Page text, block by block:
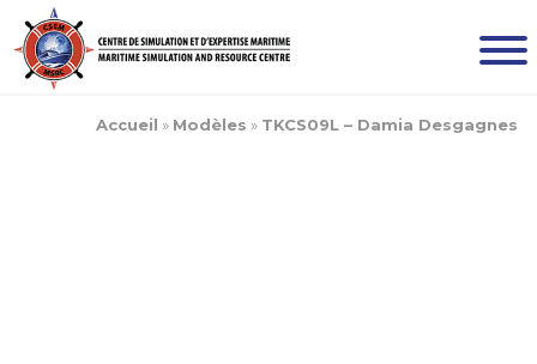
Accueil » Modèles » TKCS09L – Damia Desgagnes